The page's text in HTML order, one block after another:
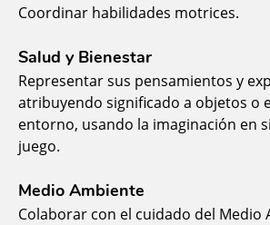
Coordinar habilidades motrices.
Salud y Bienestar
Representar sus pensamientos y
atribuyendo significado a objetos o
entorno, usando la imaginación en
juego.
Medio Ambiente
Colaborar con el cuidado del Medio